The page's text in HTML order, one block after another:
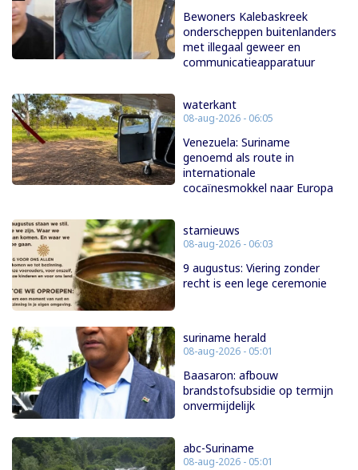
Bewoners Kalebaskreek
onderscheppen buitenlanders
met illegaal geweer en
communicatieapparatuur
waterkant
08-aug-2026 - 06:05
Venezuela: Suriname
genoemd als route in
internationale
cocaïnesmokkel naar Europa
starnieuws
08-aug-2026 - 06:03
9 augustus: Viering zonder
recht is een lege ceremonie
suriname herald
08-aug-2026 - 05:01
Baasaron: afbouw
brandstofsubsidie op termijn
onvermijdelijk
abc-Suriname
08-aug-2026 - 05:01